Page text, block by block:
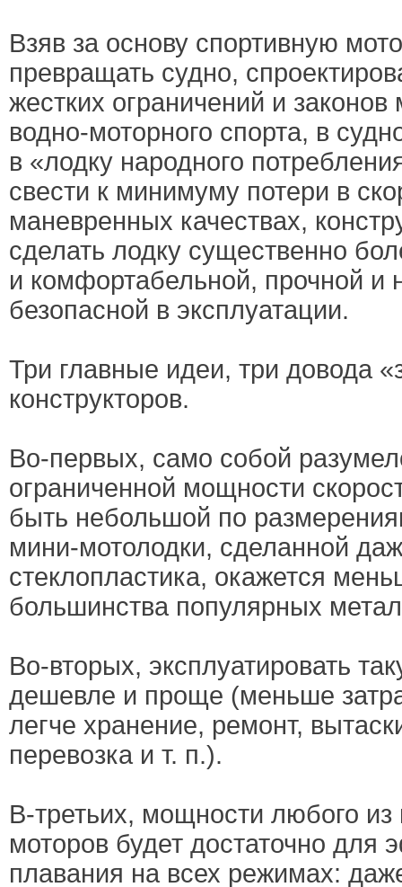
Взяв за основу спортивную
превращать судно,
жестких ограничений и
водно-моторного спорта, в
в «лодку народного
свести к минимуму потери в
маневренных качествах,
сделать лодку существенно
и комфортабельной, прочной
безопасной в эксплуатации.
Три главные идеи, три довода
конструкторов.
Во-первых, само собой
ограниченной мощности
быть небольшой по
мини-мотолодки, сделанной
стеклопластика, окажется
большинства популярных
Во-вторых, эксплуатировать
дешевле и проще (меньше
легче хранение, ремонт,
перевозка и т. п.).
В-третьих, мощности любого
моторов будет достаточно для
плавания на всех режимах: